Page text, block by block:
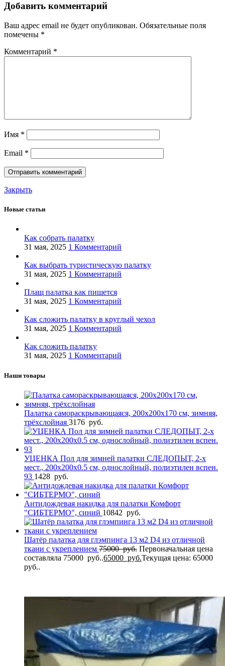
Добавить комментарий
Ваш адрес email не будет опубликован. Обязательные поля
помечены *
Комментарий *
Имя *
Email *
Закрыть
Новые статьи
Как собрать палатку
31 мая, 2025 1 Комментарий
Как выбрать туристическую палатку
31 мая, 2025 1 Комментарий
Плащ палатка как пишется
31 мая, 2025 1 Комментарий
Как сложить палатку в круглый чехол
31 мая, 2025 1 Комментарий
Как сложить палатку
31 мая, 2025 1 Комментарий
Наши товары
Палатка самораскрывающаяся, 200х200х170 см, зимняя,
трёхслойная 3176 руб.
УЦЕНКА Пол для зимней палатки СЛЕДОПЫТ, 2-х
мест., 200х200х0.5 см, однослойный, полиэтилен вспен.
93 1428 руб.
Антидождевая накидка для палатки Комфорт
"СИБТЕРМО", синий 10842 руб.
Шатёр палатка для глэмпинга 13 м2 D4 из отличной
ткани с укреплением 75000руб. Первоначальная цена
составляла 75000 руб..65000 руб.Текущая цена: 65000
руб..